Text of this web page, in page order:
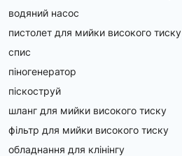
водяний насос
пистолет для мийки високого тиску
спис
піногенератор
піскоструй
шланг для мийки високого тиску
фільтр для мийки високого тиску
обладнання для клінінгу